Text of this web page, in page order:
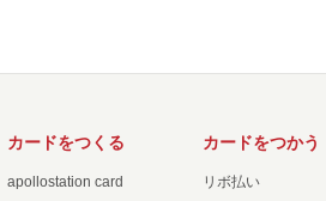
カードをつくる
apollostation card
カードをつかう
リボ払い